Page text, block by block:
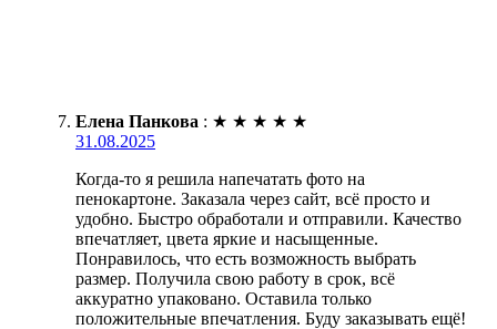
Елена Панкова : ★ ★ ★ ★ ★
31.08.2025
Когда-то я решила напечатать фото на
пенокартоне. Заказала через сайт, всё просто и
удобно. Быстро обработали и отправили. Качество
впечатляет, цвета яркие и насыщенные.
Понравилось, что есть возможность выбрать
размер. Получила свою работу в срок, всё
аккуратно упаковано. Оставила только
положительные впечатления. Буду заказывать ещё!